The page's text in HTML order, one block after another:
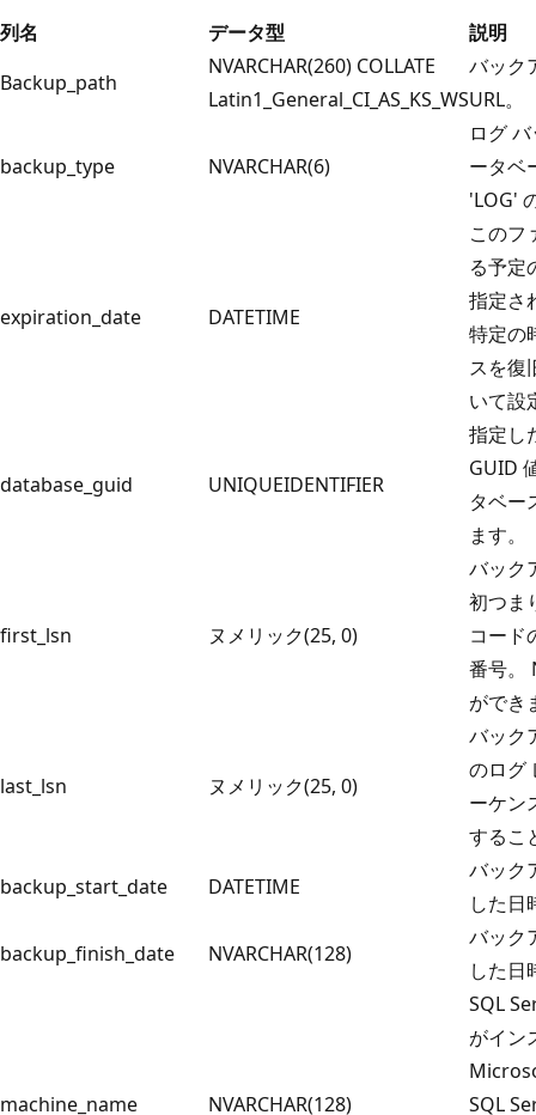
列名
データ型
説明
Backup_path
NVARCHAR(260) COLLATE
Latin1_General_CI_AS_KS_WS
バック
URL。
backup_type NVARCHAR(6)
ログ
ータベ
'LOG'
expiration_date DATETIME
このフ
る予定
指定さ
特定の
スを復
いて設
database_guid UNIQUEIDENTIFIER
指定し
GUID
タベー
ます。
first_lsn ヌメリック(25, 0)
バック
初つま
コード
番号。
ができ
last_lsn ヌメリック(25, 0)
バック
のログ
ーケン
するこ
backup_start_date
DATETIME
バック
した日
backup_finish_date
NVARCHAR(128)
バック
した日
machine_name NVARCHAR(128)
SQL
がイン
SQL